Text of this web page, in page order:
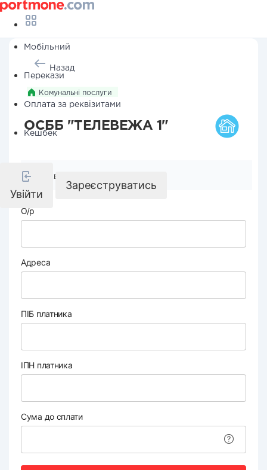
Мобільний
Перекази
Оплата за реквізитами
Кешбек
Увійти
Зареєструватись
Назад
Комунальні послуги
ОСББ "ТЕЛЕВЕЖА 1"
Реквізити компанії
О/р
Адреса
ПІБ платника
ІПН платника
Сума до сплати